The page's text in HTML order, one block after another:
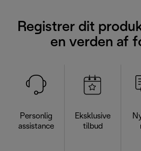
Registrer dit
en verden af
Personlig
assistance
Eksklusive
tilbud